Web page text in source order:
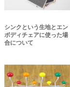
シンクという生地とエン
ボディチェアに使った場
合について